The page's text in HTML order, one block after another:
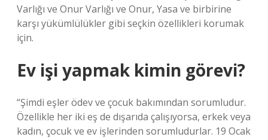
Varlığı ve Onur Varlığı ve Onur, Yasa ve birbirine
karşı yükümlülükler gibi seçkin özellikleri korumak
için.
Ev işi yapmak kimin görevi?
“Şimdi eşler ödev ve çocuk bakımından sorumludur.
Özellikle her iki eş de dışarıda çalışıyorsa, erkek veya
kadın, çocuk ve ev işlerinden sorumludurlar. 19 Ocak